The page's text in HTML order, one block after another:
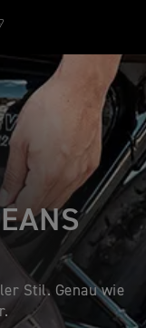
Stil. Genau wie